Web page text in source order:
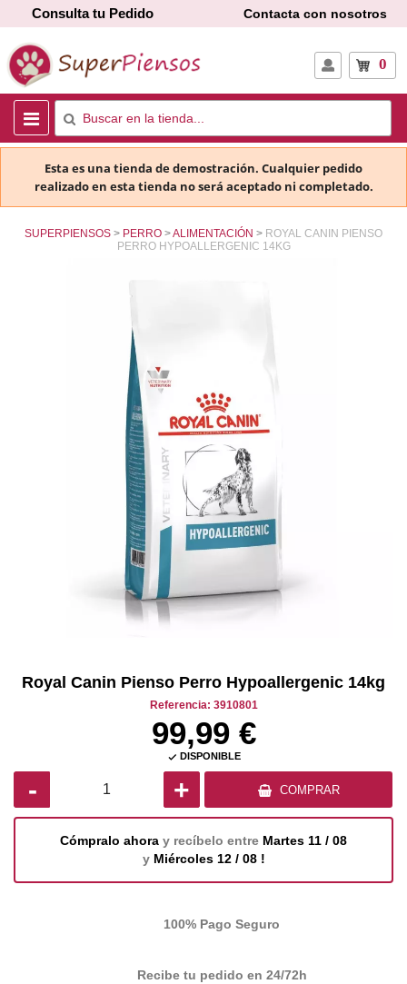
Consulta tu Pedido Contacta con nosotros
0
Esta es una tienda de demostración. Cualquier pedido
realizado en esta tienda no será aceptado ni completado.
SUPERPIENSOS PERRO ALIMENTACIÓN
ROYAL CANIN PIENSO
PERRO HYPOALLERGENIC 14KG
Royal Canin Pienso Perro Hypoallergenic 14kg
Referencia: 3910801
99,99 €
 DISPONIBLE
- + COMPRAR
Cómpralo ahora y recíbelo entre Martes 11 / 08
y Miércoles 12 / 08 !
100% Pago Seguro
Recibe tu pedido en 24/72h